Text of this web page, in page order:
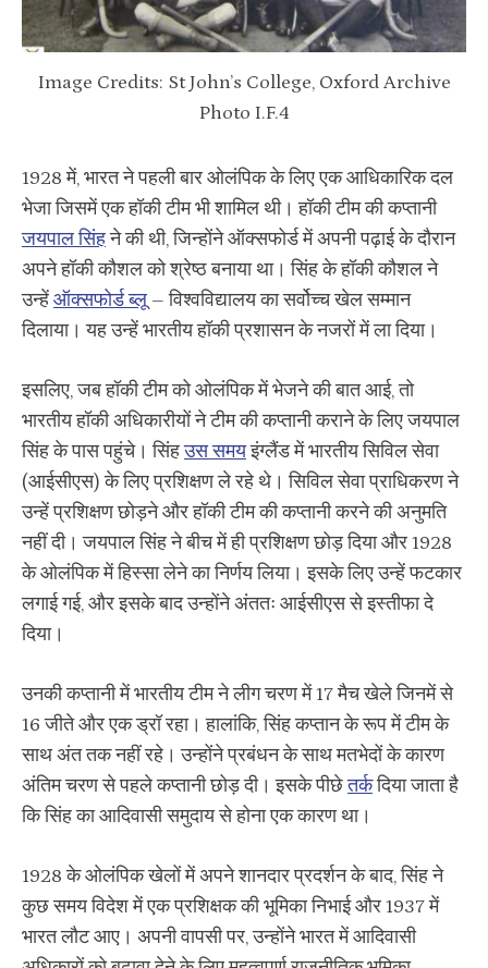
Image Credits: St John’s College, Oxford Archive
Photo I.F.4
1928 में, भारत ने पहली बार ओलंपिक के लिए एक आधिकारिक दल
भेजा जिसमें एक हॉकी टीम भी शामिल थी। हॉकी टीम की कप्तानी
जयपाल सिंहने की थी, जिन्होंने ऑक्सफोर्ड में अपनी पढ़ाई के दौरान
अपने हॉकी कौशल को श्रेष्ठ बनाया था। सिंह के हॉकी कौशल ने
उन्हें ऑक्सफोर्ड ब्लू– विश्वविद्यालय का सर्वोच्च खेल सम्मान
दिलाया। यह उन्हें भारतीय हॉकी प्रशासन के नजरों में ला दिया।
इसलिए, जब हॉकी टीम को ओलंपिक में भेजने की बात आई, तो
भारतीय हॉकी अधिकारीयों ने टीम की कप्तानी कराने के लिए जयपाल
सिंह के पास पहुंचे। सिंहउस समयइंग्लैंड में भारतीय सिविल सेवा
(आईसीएस) के लिए प्रशिक्षण ले रहे थे। सिविल सेवा प्राधिकरण ने
उन्हें प्रशिक्षण छोड़ने और हॉकी टीम की कप्तानी करने की अनुमति
नहीं दी। जयपाल सिंह ने बीच में ही प्रशिक्षण छोड़ दिया और 1928
के ओलंपिक में हिस्सा लेने का निर्णय लिया। इसके लिए उन्हें फटकार
लगाई गई, और इसके बाद उन्होंने अंततः आईसीएस से इस्तीफा दे
दिया।
उनकी कप्तानी में भारतीय टीम ने लीग चरण में 17 मैच खेले जिनमें से
16 जीते और एक ड्रॉ रहा। हालांकि, सिंह कप्तान के रूप में टीम के
साथ अंत तक नहीं रहे। उन्होंने प्रबंधन के साथ मतभेदों के कारण
अंतिम चरण से पहले कप्तानी छोड़ दी। इसके पीछेतर्कदिया जाता है
कि सिंह का आदिवासी समुदाय से होना एक कारण था।
1928 के ओलंपिक खेलों में अपने शानदार प्रदर्शन के बाद, सिंह ने
कुछ समय विदेश में एक प्रशिक्षक की भूमिका निभाई और 1937 में
भारत लौट आए। अपनी वापसी पर, उन्होंने भारत में आदिवासी